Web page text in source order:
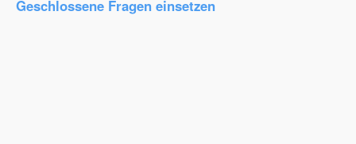
Geschlossene Fragen einsetzen